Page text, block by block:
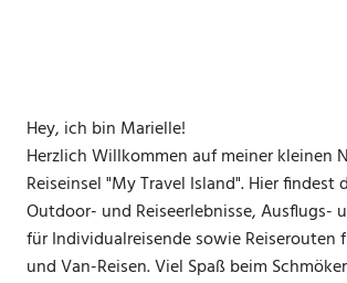
Hey, ich bin Marielle!
Herzlich Willkommen auf meiner kleinen
Reiseinsel "My Travel Island". Hier findest
Outdoor- und Reiseerlebnisse, Ausflugs-
für Individualreisende sowie Reiserouten
und Van-Reisen. Viel Spaß beim